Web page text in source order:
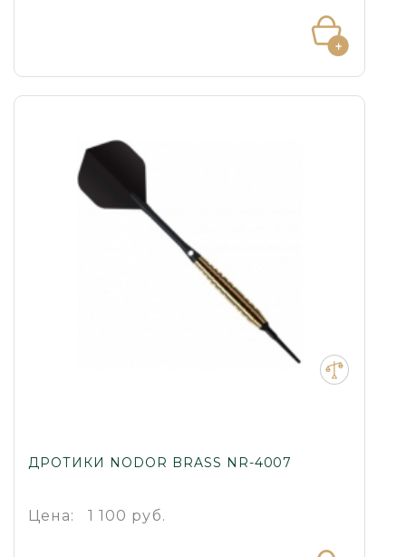
ДРОТИКИ NODOR BRASS NR-4007
Цена: 1 100 руб.